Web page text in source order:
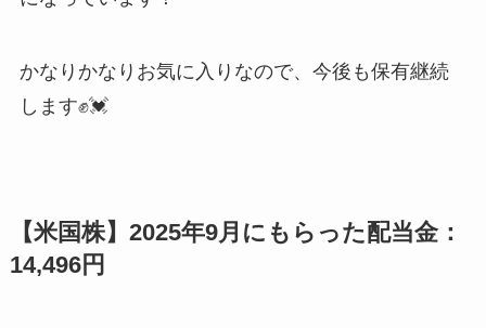
かなりかなりお気に入りなので、今後も保有継続
します✊💓
【米国株】2025年9月にもらった配当金：
14,496円